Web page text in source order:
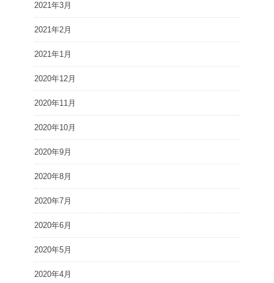
2021年3月
2021年2月
2021年1月
2020年12月
2020年11月
2020年10月
2020年9月
2020年8月
2020年7月
2020年6月
2020年5月
2020年4月